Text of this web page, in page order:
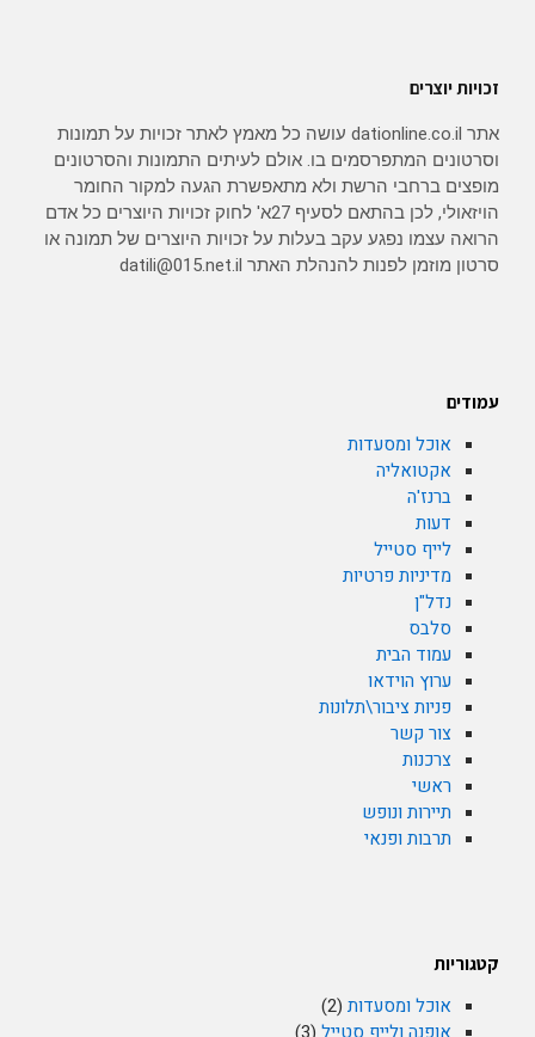
זכויות יוצרים
אתר dationline.co.il עושה כל מאמץ לאתר זכויות על תמונות
וסרטונים המתפרסמים בו. אולם לעיתים התמונות והסרטונים
מופצים ברחבי הרשת ולא מתאפשרת הגעה למקור החומר
הויזאולי, לכן בהתאם לסעיף 27א' לחוק זכויות היוצרים כל אדם
הרואה עצמו נפגע עקב בעלות על זכויות היוצרים של תמונה או
סרטון מוזמן לפנות להנהלת האתר datili@015.net.il
עמודים
אוכל ומסעדות
אקטואליה
ברנז'ה
דעות
לייף סטייל
מדיניות פרטיות
נדל"ן
סלבס
עמוד הבית
ערוץ הוידאו
פניות ציבור\תלונות
צור קשר
צרכנות
ראשי
תיירות ונופש
תרבות ופנאי
קטגוריות
אוכל ומסעדות (2)